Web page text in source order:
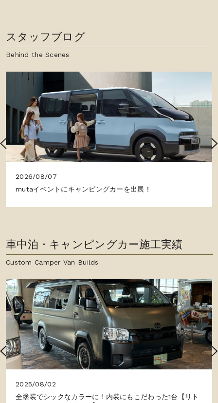
スタッフブログ
Behind the Scenes
2026/08/07
mutaイベントにキャンピングカーを出展！
車中泊・キャンピングカー施工実績
Custom Camper Van Builds
2025/08/02
全塗装でシックなカラーに！内装にもこだわった1台【リト